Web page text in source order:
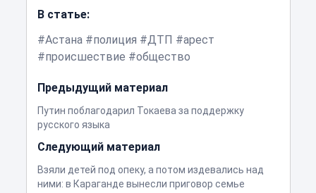
В статье:
Астана
полиция ДТП
арест
происшествие
общество
Предыдущий материал
Путин поблагодарил Токаева за поддержку
русского языка
Следующий материал
Взяли детей под опеку, а потом издевались над
ними: в Караганде вынесли приговор семье